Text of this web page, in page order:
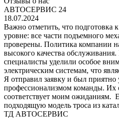
АВТОСЕРВИС 24
18.07.2024
Важно отметить, что подготовка
уровне: все части подъемного
проверены. Политика компании
высокого качества
специалисты уделили особое
электрическим системам, что
Я отправил заявку и был
профессионализмом команды. Их
соответствует моим ожиданиям.
подходящую модель троса из
ТД АВТОСЕРВИС